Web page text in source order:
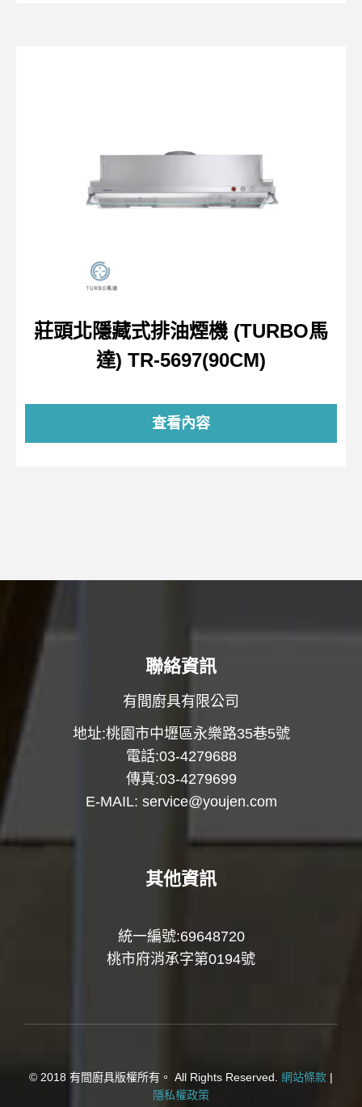
莊頭北隱藏式排油煙機 (TURBO馬
達) TR-5697(90CM)
查看內容
聯絡資訊
有間廚具有限公司
地址:桃園市中壢區永樂路35巷5號
電話:03-4279688
傳真:03-4279699
E-MAIL: service@youjen.com
其他資訊
統一編號:69648720
桃市府消承字第0194號
© 2018 有間廚具版權所有。 All Rights Reserved. 網站條款 |
隱私權政策